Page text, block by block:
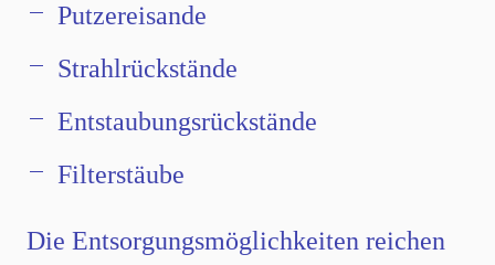
Putzereisande
Strahlrückstände
Entstaubungsrückstände
Filterstäube
Die Entsorgungsmöglichkeiten reichen